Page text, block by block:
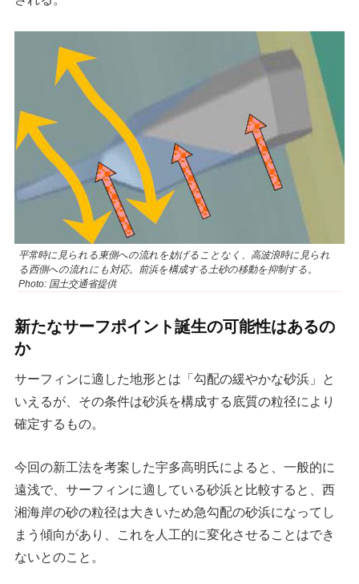
平常時に見られる東側への流れを妨げることなく、高波浪時に見られ
る西側への流れにも対応。前浜を構成する土砂の移動を抑制する。
Photo: 国土交通省提供
新たなサーフポイント誕生の可能性はあるの
か
サーフィンに適した地形とは「勾配の緩やかな砂浜」と
いえるが、その条件は砂浜を構成する底質の粒径により
確定するもの。
今回の新工法を考案した宇多高明氏によると、一般的に
遠浅で、サーフィンに適している砂浜と比較すると、西
湘海岸の砂の粒径は大きいため急勾配の砂浜になってし
まう傾向があり、これを人工的に変化させることはでき
ないとのこと。